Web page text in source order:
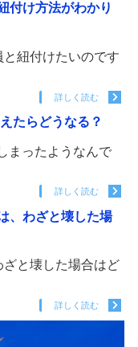
付け方法がわかり
紐付けたいのです
詳しく読む
たらどうなる？
まったようなんで
詳しく読む
、わざと壊した場
と壊した場合はど
詳しく読む